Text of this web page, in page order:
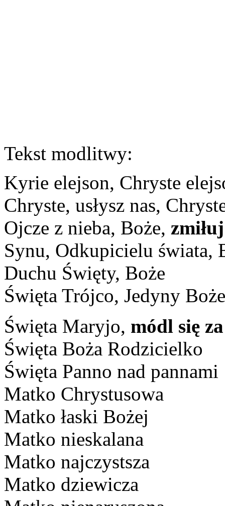
Tekst modlitwy:
Kyrie elejson, Chryste
Chryste, usłysz nas,
Ojcze z nieba, Boże,
Synu, Odkupicielu świata,
Duchu Święty, Boże
Święta Trójco, Jedyny Boże
Święta Maryjo, módl się
Święta Boża Rodzicielko
Święta Panno nad pannami
Matko Chrystusowa
Matko łaski Bożej
Matko nieskalana
Matko najczystsza
Matko dziewicza